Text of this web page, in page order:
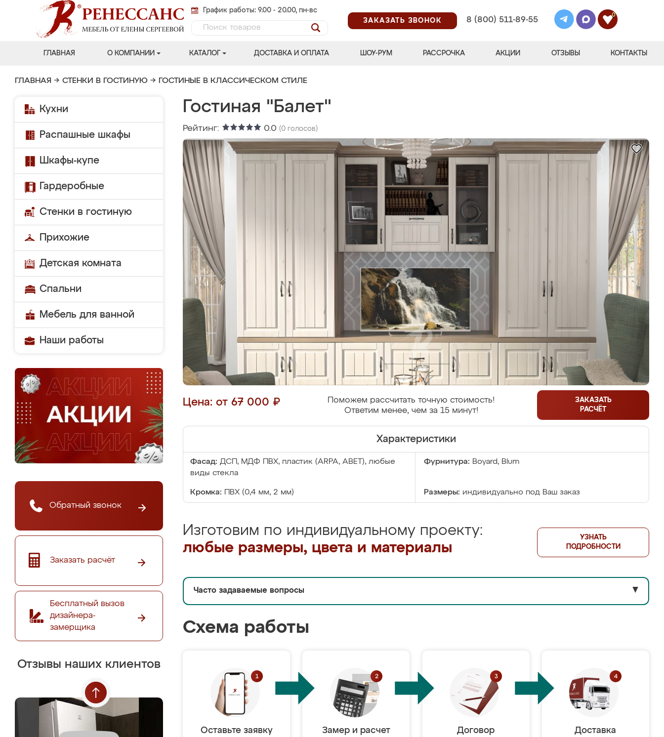
График работы: 9.00 - 20.00, пн-вс
ЗАКАЗАТЬ ЗВОНОК
8 (800) 511-89-55
0
ГЛАВНАЯ О КОМПАНИИ КАТАЛОГ ДОСТАВКА И ОПЛАТА ШОУ-РУМ РАССРОЧКА АКЦИИ ОТЗЫВЫ КОНТАКТЫ
ГЛАВНАЯ → СТЕНКИ В ГОСТИНУЮ → ГОСТИНЫЕ В КЛАССИЧЕСКОМ СТИЛЕ
Кухни
Распашные шкафы
Шкафы-купе
Гардеробные
Стенки в гостиную
Прихожие
Детская комната
Спальни
Мебель для ванной
Наши работы
Обратный звонок
Заказать расчёт
Бесплатный вызов
дизайнера-
замерщика
Отзывы наших клиентов
Гостиная "Балет"
Рейтинг: 0.0 (0 голосов)
Цена: от 67 000 ₽
Поможем рассчитать точную стоимость!
Ответим менее, чем за 15 минут!
ЗАКАЗАТЬ
РАСЧЁТ
Характеристики
Фасад: ДСП, МДФ ПВХ, пластик (ARPA, ABET), любые
виды стекла
Фурнитура: Boyard, Blum
Кромка: ПВХ (0,4 мм, 2 мм) Размеры: индивидуально под Ваш заказ
Изготовим по индивидуальному проекту:
любые размеры, цвета и материалы
УЗНАТЬ
ПОДРОБНОСТИ
Часто задаваемые вопросы ▼
Схема работы
Оставьте заявку Замер и расчет
Договор
Доставка